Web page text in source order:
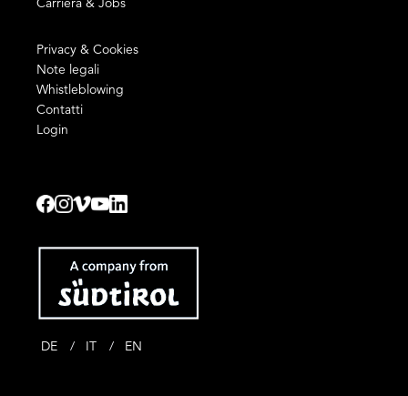
Privacy & Cookies
Note legali
Whistleblowing
Contatti
Login
DE IT EN